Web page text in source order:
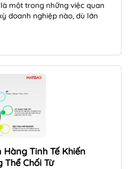
một trong những việc quan
doanh nghiệp nào, dù lớn
Tinh Tế Khiến
Thể Chối Từ